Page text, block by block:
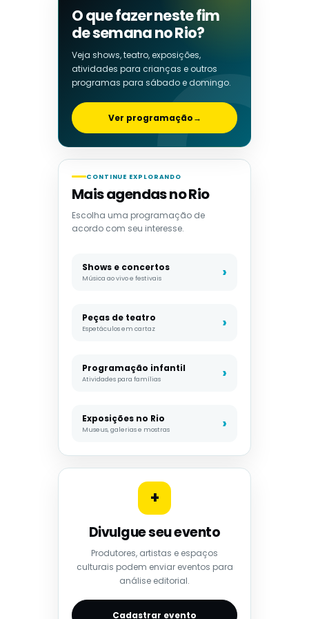
O que fazer neste fim
de semana no Rio?
Veja shows, teatro, exposições,
atividades para crianças e outros
programas para sábado e domingo.
Ver programação→
CONTINUE EXPLORANDO
Mais agendas no Rio
Escolha uma programação de
acordo com seu interesse.
Shows e concertos
Música ao vivo e festivais
Peças de teatro
Espetáculos em cartaz
Programação infantil
Atividades para famílias
Exposições no Rio
Museus, galerias e mostras
+
Divulgue seu evento
Produtores, artistas e espaços
culturais podem enviar eventos para
análise editorial.
Cadastrar evento